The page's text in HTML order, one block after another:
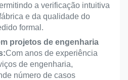
a verificação intuitiva
e da qualidade do
formal.
projetos de engenharia
Com anos de experiência
de engenharia,
número de casos